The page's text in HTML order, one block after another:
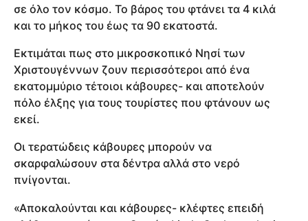
σε όλο τον κόσμο. Το βάρος του φτάνει τα 4 κιλά
και το μήκος του έως τα 90 εκατοστά.
Εκτιμάται πως στο μικροσκοπικό Νησί των
Χριστουγέννων ζουν περισσότεροι από ένα
εκατομμύριο τέτοιοι κάβουρες- και αποτελούν
πόλο έλξης για τους τουρίστες που φτάνουν ως
εκεί.
Οι τερατώδεις κάβουρες μπορούν να
σκαρφαλώσουν στα δέντρα αλλά στο νερό
πνίγονται.
«Αποκαλούνται και κάβουρες- κλέφτες επειδή